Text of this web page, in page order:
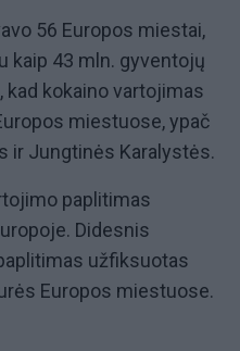
56 Europos miestai,
kaip 43 mln. gyventojų
kad kokaino vartojimas
miestuose, ypač
ir Jungtinės Karalystės.
paplitimas
Didesnis
užfiksuotas
Europos miestuose.